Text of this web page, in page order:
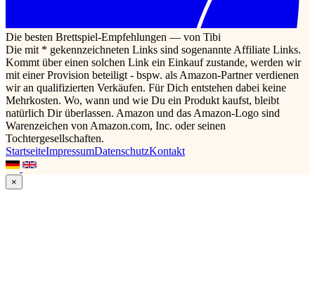
Die besten Brettspiel-Empfehlungen — von Tibi
Die mit * gekennzeichneten Links sind sogenannte Affiliate Links.
Kommt über einen solchen Link ein Einkauf zustande, werden wir
mit einer Provision beteiligt - bspw. als Amazon-Partner verdienen
wir an qualifizierten Verkäufen. Für Dich entstehen dabei keine
Mehrkosten. Wo, wann und wie Du ein Produkt kaufst, bleibt
natürlich Dir überlassen. Amazon und das Amazon-Logo sind
Warenzeichen von Amazon.com, Inc. oder seinen
Tochtergesellschaften.
StartseiteImpressumDatenschutzKontakt
×